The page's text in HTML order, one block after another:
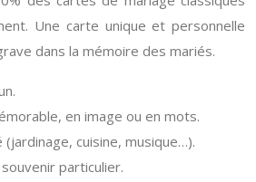
Une carte unique et personnelle
dans la mémoire des mariés.
en image ou en mots.
cuisine, musique…).
particulier.